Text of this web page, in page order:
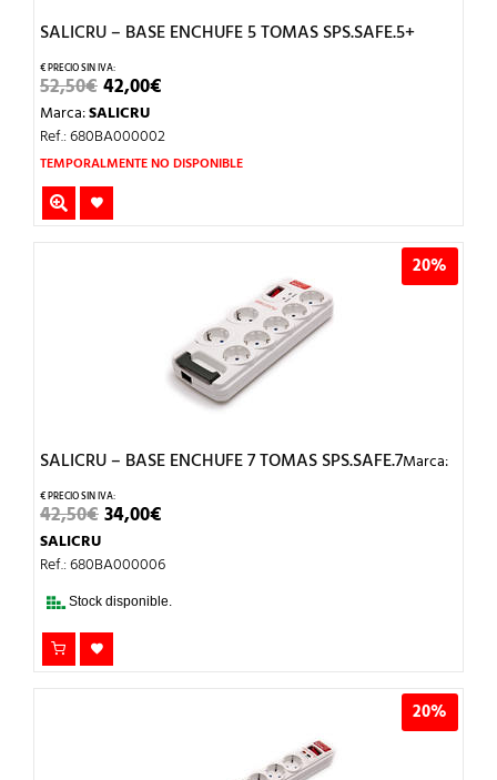
SALICRU – BASE ENCHUFE 5 TOMAS SPS.SAFE.5+
52,50€EL
PRECIO
ORIGINAL
ERA:
52,50€.
42,00€
ES:
42,00€.
Marca:SALICRU
Ref.: 680BA000002
TEMPORALMENTE NO DISPONIBLE
20%
SALICRU – BASE ENCHUFE 7 TOMAS SPS.SAFE.7
42,50€EL
PRECIO
ERA:
34,00€
ES:
Marca:
SALICRU
Ref.: 680BA000006
Stock disponible.
20%